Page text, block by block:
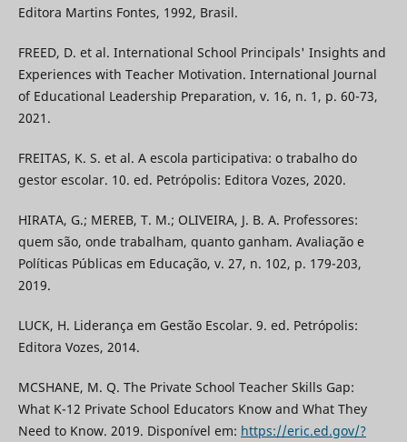
Editora Martins Fontes, 1992, Brasil.
FREED, D. et al. International School Principals' Insights and
Experiences with Teacher Motivation. International Journal
of Educational Leadership Preparation, v. 16, n. 1, p. 60-73,
2021.
FREITAS, K. S. et al. A escola participativa: o trabalho do
gestor escolar. 10. ed. Petrópolis: Editora Vozes, 2020.
HIRATA, G.; MEREB, T. M.; OLIVEIRA, J. B. A. Professores:
quem são, onde trabalham, quanto ganham. Avaliação e
Políticas Públicas em Educação, v. 27, n. 102, p. 179-203,
2019.
LUCK, H. Liderança em Gestão Escolar. 9. ed. Petrópolis:
Editora Vozes, 2014.
MCSHANE, M. Q. The Private School Teacher Skills Gap:
What K-12 Private School Educators Know and What They
Need to Know. 2019. Disponível em: https://eric.ed.gov/?